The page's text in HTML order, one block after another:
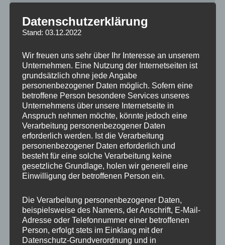
Produktsicherheit
Gewicht 1 kg
Produktart Radschraube
Gewindedurchmesser M14
Gewindesteigung 1,25
Schaftlänge 45 mm
Bundform Kegelbund 60°
Materialfestigkeit 10.9
Grundfarbe Silber
Material Stahl
Datenschutzerklärung
Stand: 03.12.2022
Wir freuen uns sehr über Ihr Interesse an unserem
Unternehmen. Eine Nutzung der Internetseiten ist
grundsätzlich ohne jede Angabe
personenbezogener Daten möglich. Sofern eine
betroffene Person besondere Services unseres
Unternehmens über unsere Internetseite in
Anspruch nehmen möchte, könnte jedoch eine
Verarbeitung personenbezogener Daten
erforderlich werden. Ist die Verarbeitung
personenbezogener Daten erforderlich und
besteht für eine solche Verarbeitung keine
gesetzliche Grundlage, holen wir generell eine
Einwilligung der betroffenen Person ein.
Die Verarbeitung personenbezogener Daten,
beispielsweise des Namens, der Anschrift, E-Mail-
Adresse oder Telefonnummer einer betroffenen
Person, erfolgt stets im Einklang mit der
Datenschutz-Grundverordnung und in